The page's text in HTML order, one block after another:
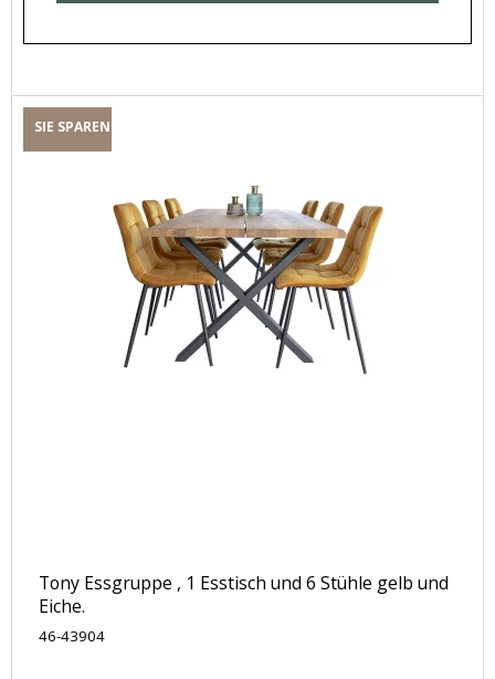
SIE SPAREN
Tony Essgruppe , 1 Esstisch und 6 Stühle gelb und
Eiche.
46-43904